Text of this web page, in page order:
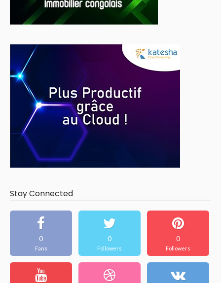
Stay Connected
0
Fans
0
Followers
0
Followers